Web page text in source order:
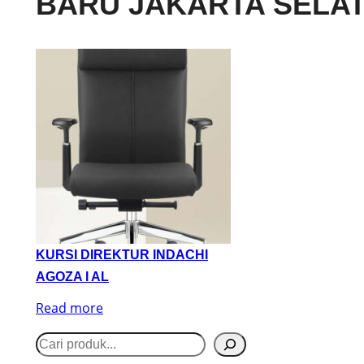
KURSI DIREKTUR INDACHI
AGOZA I AL
Read more
S